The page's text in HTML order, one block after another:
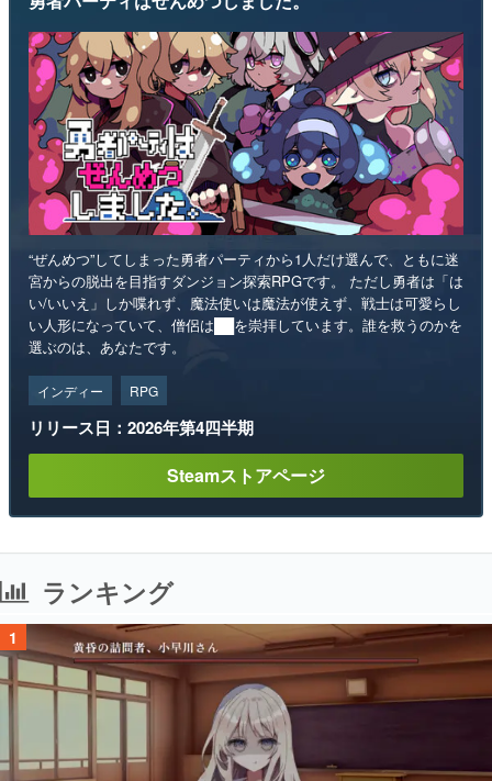
“ぜんめつ”してしまった勇者パーティから1人だけ選んで、ともに迷
宮からの脱出を目指すダンジョン探索RPGです。 ただし勇者は「は
い/いいえ」しか喋れず、魔法使いは魔法が使えず、戦士は可愛らし
い人形になっていて、僧侶は██を崇拝しています。誰を救うのかを
選ぶのは、あなたです。
インディー RPG
リリース日：2026年第4四半期
Steamストアページ
ランキング
1